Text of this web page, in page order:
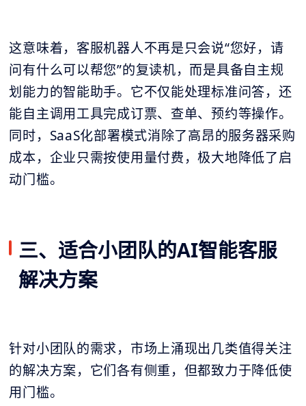
这意味着，客服机器人不再是只会说“您好，请
问有什么可以帮您”的复读机，而是具备自主规
划能力的智能助手。它不仅能处理标准问答，还
能自主调用工具完成订票、查单、预约等操作。
同时，SaaS化部署模式消除了高昂的服务器采购
成本，企业只需按使用量付费，极大地降低了启
动门槛。
三、适合小团队的AI智能客服
解决方案
针对小团队的需求，市场上涌现出几类值得关注
的解决方案，它们各有侧重，但都致力于降低使
用门槛。